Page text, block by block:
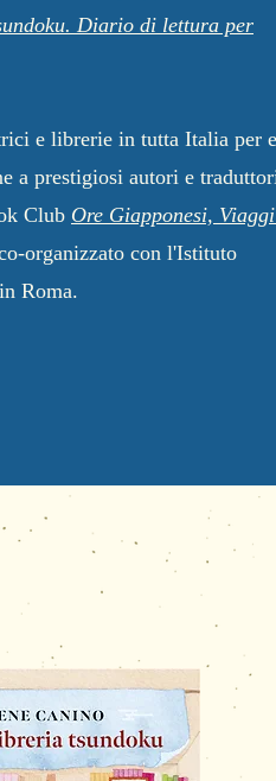
Diario di lettura per
e librerie in tutta Italia per
a prestigiosi autori e
Club Ore Giapponesi,
organizzato con l'Istituto
Roma.